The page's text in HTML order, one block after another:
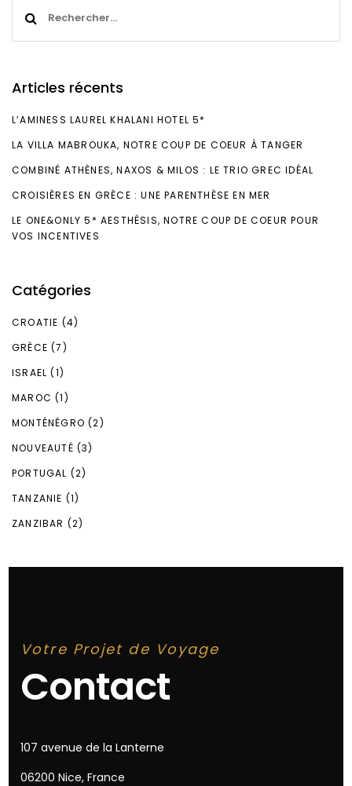
Articles récents
L’AMINESS LAUREL KHALANI HOTEL 5*
LA VILLA MABROUKA, NOTRE COUP DE COEUR À TANGER
COMBINÉ ATHÈNES, NAXOS & MILOS : LE TRIO GREC IDÉAL
CROISIÈRES EN GRÈCE : UNE PARENTHÈSE EN MER
LE ONE&ONLY 5* AESTHÉSIS, NOTRE COUP DE COEUR POUR
VOS INCENTIVES
Catégories
CROATIE (4)
GRÈCE (7)
ISRAEL (1)
MAROC (1)
MONTÉNÉGRO (2)
NOUVEAUTÉ (3)
PORTUGAL (2)
TANZANIE (1)
ZANZIBAR (2)
Votre Projet de Voyage
Contact
107 avenue de la Lanterne
06200 Nice, France